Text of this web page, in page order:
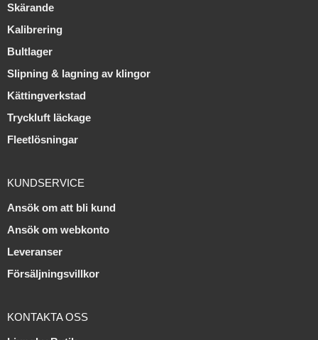
Skärande
Kalibrering
Bultlager
Slipning & lagning av klingor
Kättingverkstad
Tryckluft läckage
Fleetlösningar
KUNDSERVICE
Ansök om att bli kund
Ansök om webkonto
Leveranser
Försäljningsvillkor
KONTAKTA OSS